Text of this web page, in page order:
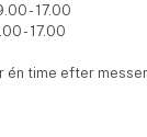
- 17.00
- 17.00
én time efter